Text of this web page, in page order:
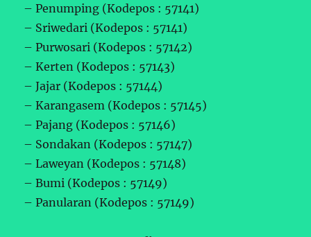
– Penumping (Kodepos : 57141)
– Sriwedari (Kodepos : 57141)
– Purwosari (Kodepos : 57142)
– Kerten (Kodepos : 57143)
– Jajar (Kodepos : 57144)
– Karangasem (Kodepos : 57145)
– Pajang (Kodepos : 57146)
– Sondakan (Kodepos : 57147)
– Laweyan (Kodepos : 57148)
– Bumi (Kodepos : 57149)
– Panularan (Kodepos : 57149)